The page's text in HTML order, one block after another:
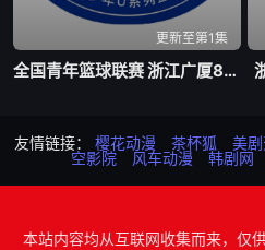
更新至第1集
全国青年篮球联赛 浙江广厦84-74新疆广汇20260807
友情链接： 樱花动漫 茶杯狐 美
空影院
风车动漫 韩剧网
本站内容均从互联网收集而来，仅